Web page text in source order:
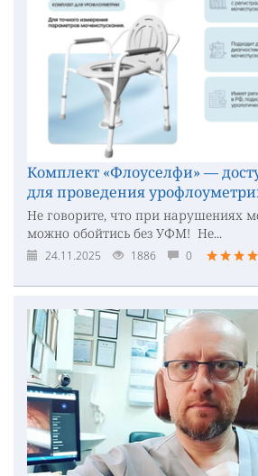
Комплект «Флоуселфи» —
для проведения
Не говорите, что при нарушениях
можно обойтись без УФМ! Не...
24.11.2025 1886 0